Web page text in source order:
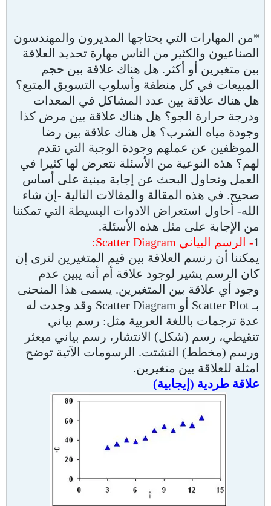
*من المهارات التي يحتاجها المديرون والمهندسون
الصناعيون والكثير من الناس مهارة تحديد العلاقة
بين متغيرين أو أكثر. هل هناك علاقة بين حجم
المبيعات في كل منطقة وأسلوب التسويق المتبع؟
هل هناك علاقة بين عدد المشاكل في المعدات
ودرجة حرارة الجو؟ هل هناك علاقة بين مرض كذا
وجودة مياه الشرب؟ هل هناك علاقة بين رضا
الموظفين عن عملهم وجودة الوجبة التي تقدم
لهم؟ هذه النوعية من الأسئلة نتعرض لها كثيرا في
العمل ونحاول البحث عن إجابة مبنية على أساس
صحيح. في هذه المقالة والمقالات التالية -إن شاء
الله- أحاول استعراض الادوات البسيطة التي تمكننا
من الإجابة على مثل هذه الأسئلة.
1- الرسم البياني Scatter Diagram:
يمكننا أن رنسم العلاقة بين قيم المتغيرين لنرى إن
كان الرسم يشير لوجود علاقة أم أنه يبين عدم
وجود أي علاقة بين المتغيرين. يسمى هذا المنحنى
بـ Scatter Plot أو Scatter Diagram وقد وجدت له
عدة ترجمات باللغة العربية مثل: رسم بياني
تنقيطي، رسم (شكل) الانتشار، رسم بياني مبعثر
ورسم (مخطط) التشتت. الرسومات الآتية توضح
امثلة للعلاقة بين متغيرين.
علاقة طردية (إيجابية)